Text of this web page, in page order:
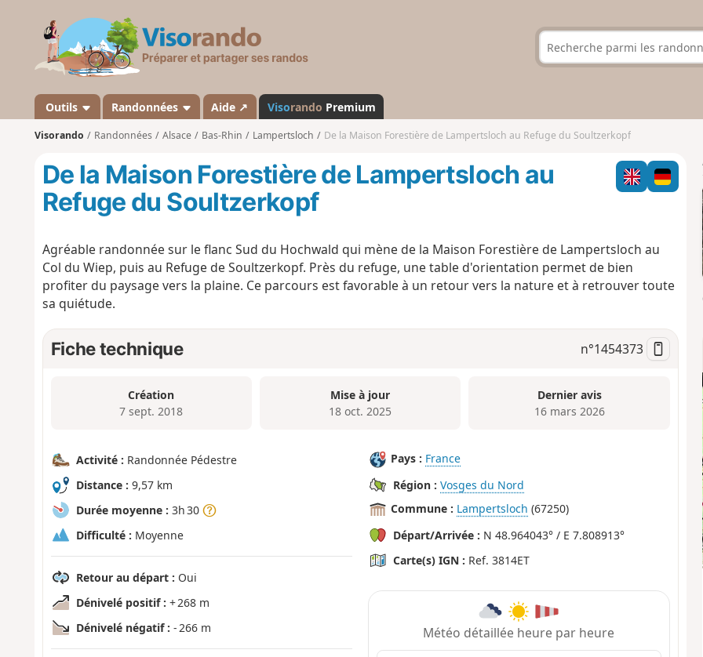
s
a
n
d
Outils Randonnées Aide ↗ Visorando Premium
Visorando Randonnées Alsace Bas-Rhin Lampertsloch De la Maison Forestière de Lampertsloch au Refuge du Soultzerkopf
De la Maison Forestière de Lampertsloch au
Refuge du Soultzerkopf
Agréable randonnée sur le flanc Sud du Hochwald qui mène de la Maison Forestière de Lampertsloch au
Col du Wiep, puis au Refuge de Soultzerkopf. Près du refuge, une table d'orientation permet de bien
profiter du paysage vers la plaine. Ce parcours est favorable à un retour vers la nature et à retrouver toute
sa quiétude.
Fiche technique n°1454373
Création
7 sept. 2018
Mise à jour
18 oct. 2025
Dernier avis
16 mars 2026
Activité : Randonnée Pédestre
Distance : 9,57 km
Durée moyenne : 3h 30
Difficulté : Moyenne
Retour au départ : Oui
Dénivelé positif : + 268 m
Dénivelé négatif : - 266 m
Pays : France
Région : Vosges du Nord
Commune : Lampertsloch (67250)
Départ/Arrivée : N 48.964043° / E 7.808913°
Carte(s) IGN : Ref. 3814ET
Météo détaillée heure par heure